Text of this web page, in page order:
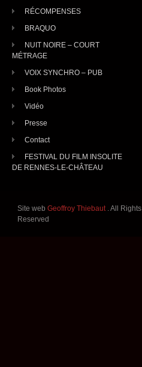
RÉCOMPENSES
BRAQUO
NUIT NOIRE – COURT
MÉTRAGE
VOIX SYNCHRO – PUB
Book Photos
Vidéo
Presse
Contact
FESTIVAL DU FILM INSOLITE
DE RENNES-LE-CHÂTEAU
Site webGeoffroy Thiebaut . All Rights
Reserved